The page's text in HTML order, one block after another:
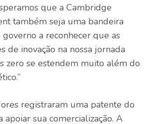
que a Cambridge
também seja uma bandeira
a reconhecer que as
de inovação na nossa jornada
zero se estendem muito além do
registraram uma patente do
apoiar sua comercialização. A